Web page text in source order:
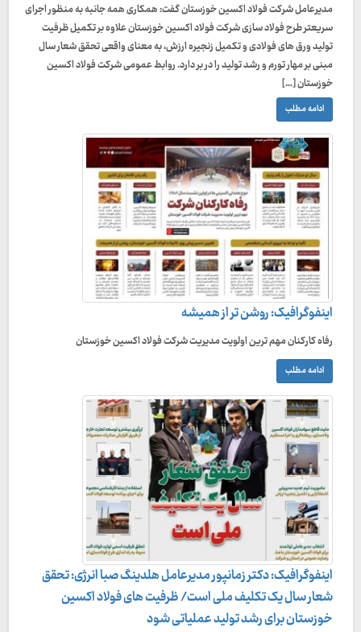
مدیرعامل شرکت فولاد اکسین خوزستان گفت: همکاری همه جانبه به منظور اجرای
سریعتر طرح فولاد سازی شرکت فولاد اکسین خوزستان علاوه بر تکمیل ظرفیت
تولید ورق های فولادی و تکمیل زنجیره ارزش، به معنای واقعی تحقق شعار سال
مبنی بر مهار تورم و رشد تولید را در بر دارد. روابط عمومی شرکت فولاد اکسین
خوزستان […]
ادامه مطلب
اینفوگرافیک: روشن تر از همیشه
رفاه کارکنان مهم ترین اولویت مدیریت شرکت فولاد اکسین خوزستان
ادامه مطلب
اینفوگرافیک: دکتر زمانپور مدیرعامل هلدینگ صبا انرژی: تحقق
شعار سال یک تکلیف ملی است/ ظرفیت های فولاد اکسین
خوزستان برای رشد تولید عملیاتی شود